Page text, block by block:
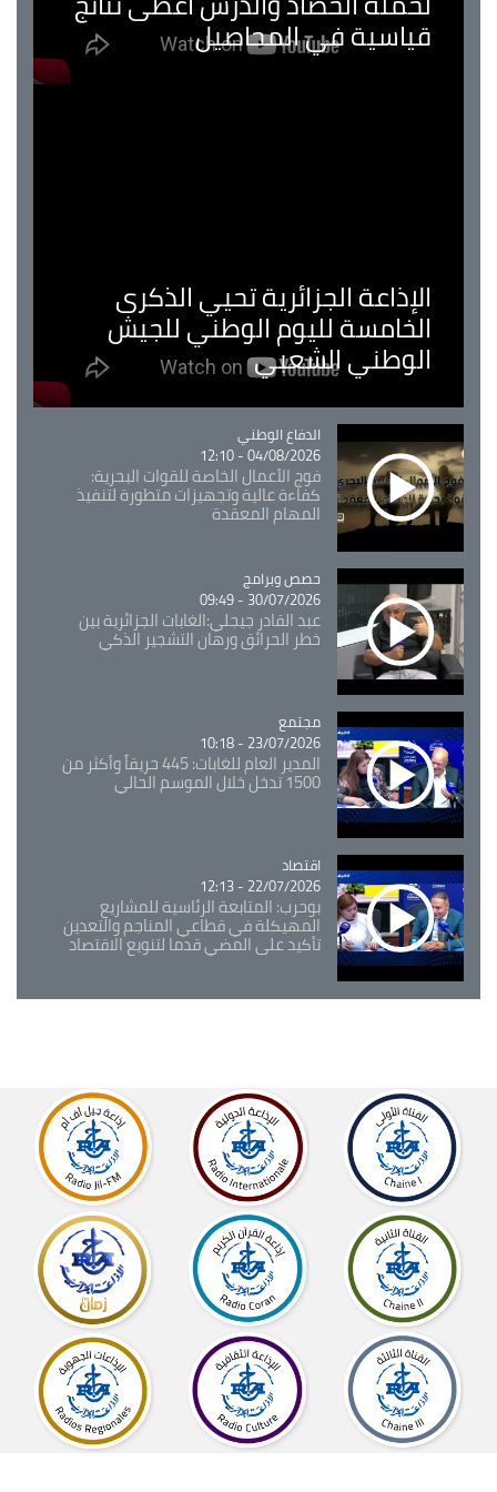
قياسية في المحاصيل
الإذاعة الجزائرية تحيي الذكرى
الخامسة لليوم الوطني للجيش
الوطني الشعبي
Catégorie
الدفاع الوطني
04/08/2026 - 12:10
فوج الأعمال الخاصة للقوات البحرية:
كفاءة عالية وتجهيزات متطورة لتنفيذ
المهام المعقدة
Catégorie
حصص وبرامج
30/07/2026 - 09:49
عبد القادر جيجلي:الغابات الجزائرية بين
خطر الحرائق ورهان التشجير الذكي
Catégorie
مجتمع
23/07/2026 - 10:18
المدير العام للغابات: 445 حريقاً وأكثر من
1500 تدخل خلال الموسم الحالي
Catégorie
اقتصاد
22/07/2026 - 12:13
بوحرب: المتابعة الرئاسية للمشاريع
المهيكلة في قطاعي المناجم والتعدين
تأكيد على المضي قدما لتنويع الاقتصاد